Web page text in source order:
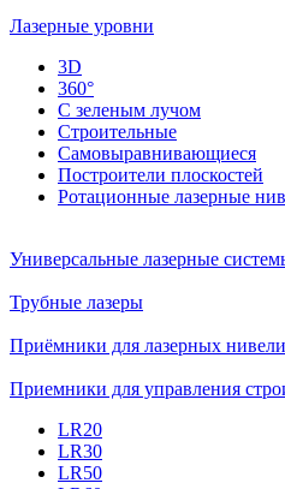
Лазерные уровни
3D
360°
С зеленым лучом
Строительные
Самовыравнивающиеся
Построители плоскостей
Ротационные лазерные
Универсальные лазерные
Трубные лазеры
Приёмники для лазерных
Приемники для управления
LR20
LR30
LR50